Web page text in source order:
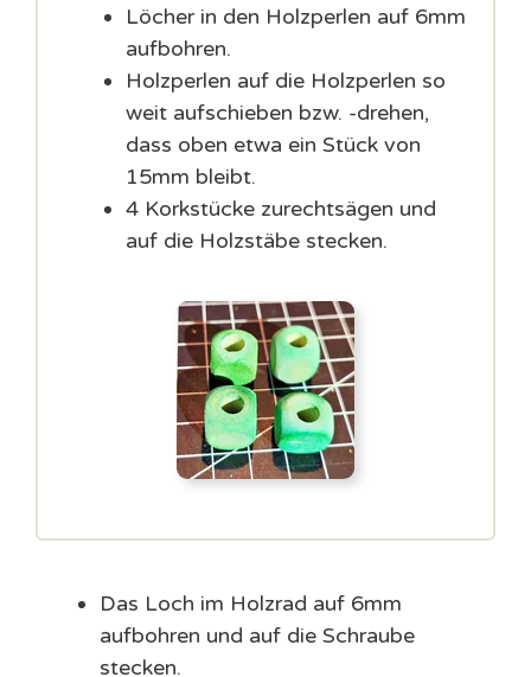
Löcher in den Holzperlen auf 6mm
aufbohren.
Holzperlen auf die Holzperlen so
weit aufschieben bzw. -drehen,
dass oben etwa ein Stück von
15mm bleibt.
4 Korkstücke zurechtsägen und
auf die Holzstäbe stecken.
Das Loch im Holzrad auf 6mm
aufbohren und auf die Schraube
stecken.